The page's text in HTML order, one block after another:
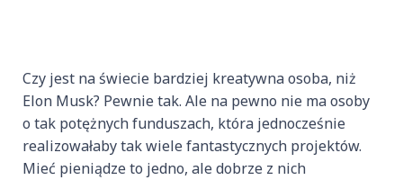
Czy jest na świecie bardziej kreatywna osoba, niż
Elon Musk? Pewnie tak. Ale na pewno nie ma osoby
o tak potężnych funduszach, która jednocześnie
realizowałaby tak wiele fantastycznych projektów.
Mieć pieniądze to jedno, ale dobrze z nich